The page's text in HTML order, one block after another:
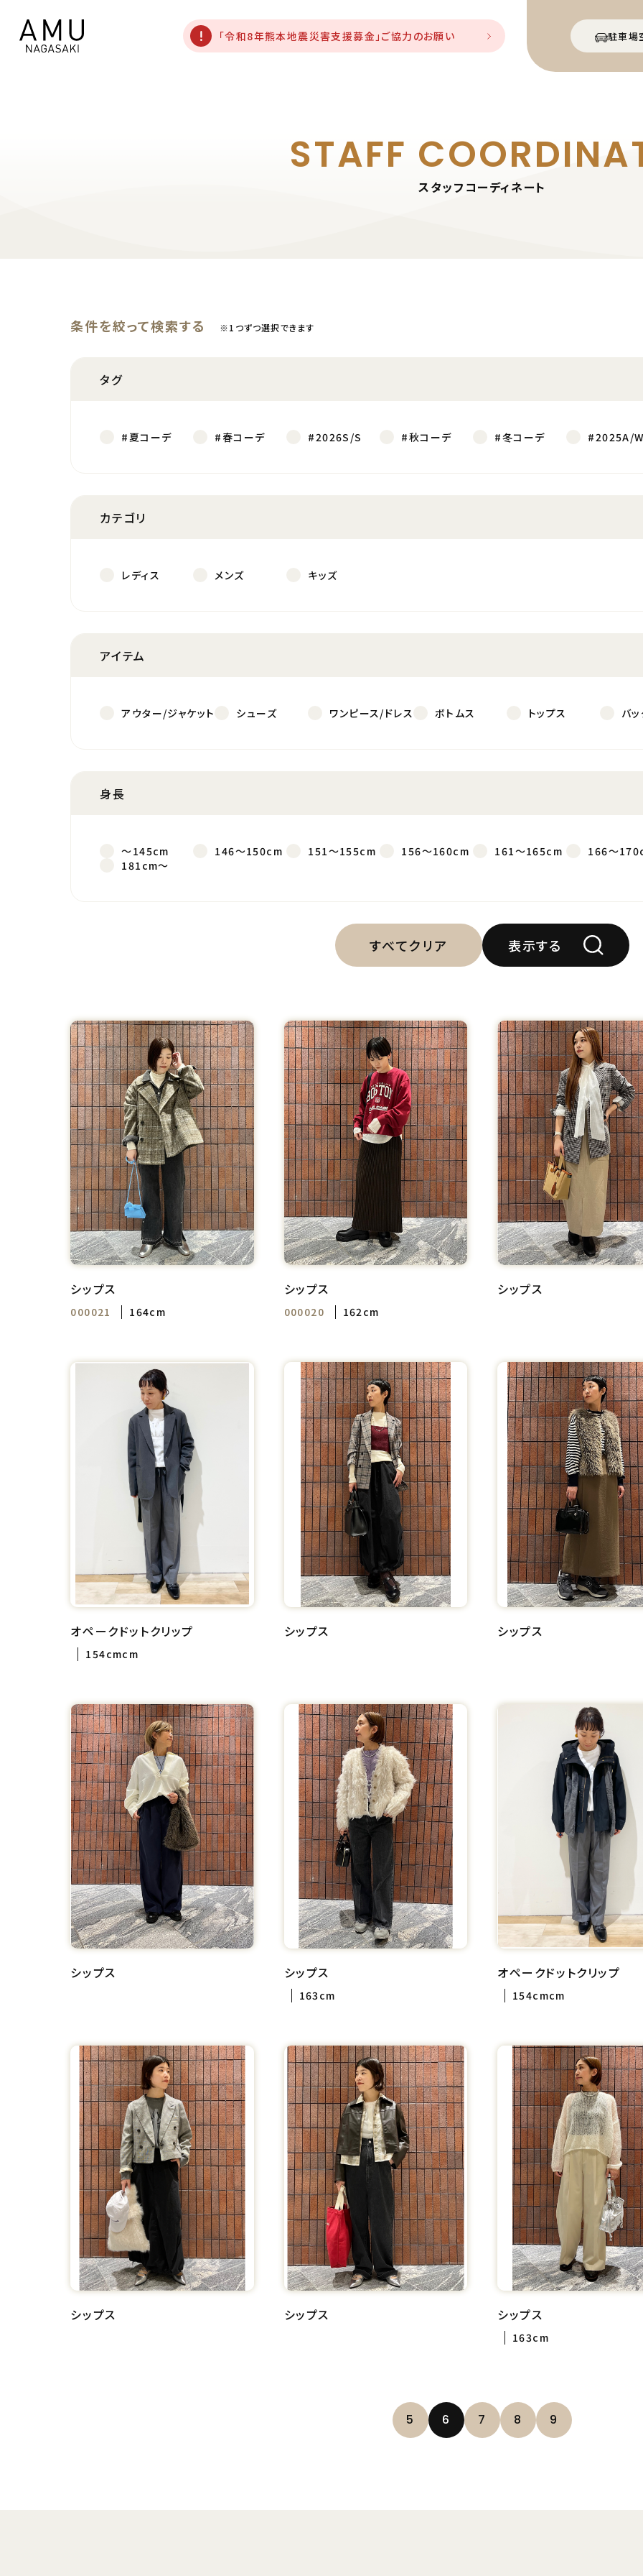
駐車場
「令和8年熊本地震災害支援募金」ご協力のお願い
STAFF
スタッフコーディネート
条件を絞って検索する ※1つずつ選択できます
タグ
#夏コーデ #春コーデ #2026S/S #秋コーデ #冬コーデ #2025A/
カテゴリ
レディス メンズ キッズ
アイテム
アウター/ジャケット シューズ ワンピース/ドレス ボトムス トップス バ
身長
～145cm 146～150cm 151～155cm 156～160cm 161～165cm
166～
181cm～
すべてクリア 表示する
シップス
000021 164cm
シップス
000020 162cm
シップス
オペークドットクリップ
154cmcm
シップス シップス
シップス シップス
163cm
オペークドットクリップ
154cmcm
シップス シップス シップス
163cm
5 6 7 8 9